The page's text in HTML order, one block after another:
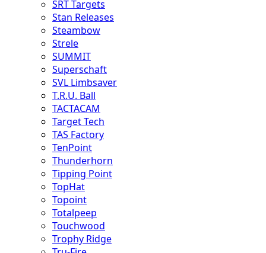
SRT Targets
Stan Releases
Steambow
Strele
SUMMIT
Superschaft
SVL Limbsaver
T.R.U. Ball
TACTACAM
Target Tech
TAS Factory
TenPoint
Thunderhorn
Tipping Point
TopHat
Topoint
Totalpeep
Touchwood
Trophy Ridge